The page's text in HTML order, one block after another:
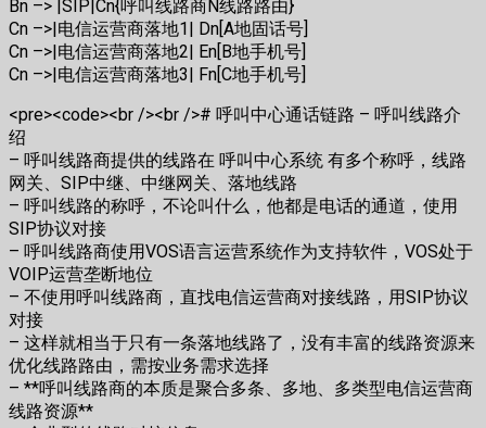
Bn –> |SIP|Cn{呼叫线路商N线路路由}
Cn –>|电信运营商落地1| Dn[A地固话号]
Cn –>|电信运营商落地2| En[B地手机号]
Cn –>|电信运营商落地3| Fn[C地手机号]
<pre><code><br /><br /># 呼叫中心通话链路 – 呼叫线路介
绍
– 呼叫线路商提供的线路在 呼叫中心系统 有多个称呼，线路
网关、SIP中继、中继网关、落地线路
– 呼叫线路的称呼，不论叫什么，他都是电话的通道，使用
SIP协议对接
– 呼叫线路商使用VOS语言运营系统作为支持软件，VOS处于
VOIP运营垄断地位
– 不使用呼叫线路商，直找电信运营商对接线路，用SIP协议
对接
– 这样就相当于只有一条落地线路了，没有丰富的线路资源来
优化线路路由，需按业务需求选择
– **呼叫线路商的本质是聚合多条、多地、多类型电信运营商
线路资源**